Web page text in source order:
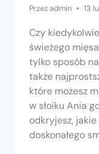
Przezadmin 13
Czy
świeżego
tylko sposób
także
które możesz
w słoiku Ania
odkryjesz,
doskonałego